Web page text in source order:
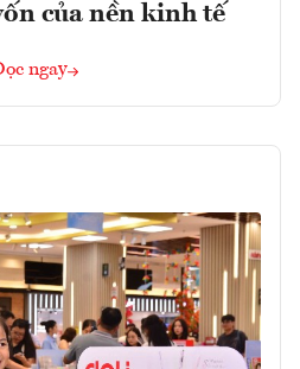
của nền kinh tế
ngay